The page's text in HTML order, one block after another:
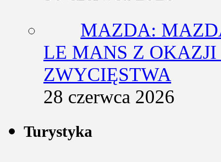
MAZDA:
LE MANS Z
ZWYCIĘSTWA
28 czerwca 2026
Turystyka